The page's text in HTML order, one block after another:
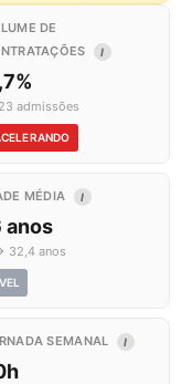
DE
I
admissões
MÉDIA I
anos
32,4 anos
SEMANAL I